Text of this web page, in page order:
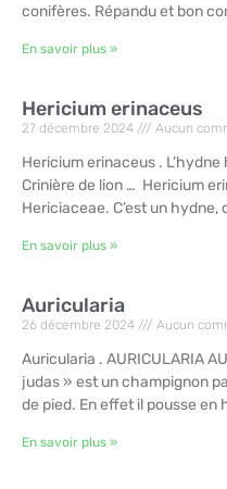
conifères. Répandu et bon
En savoir plus »
Hericium erinaceus
27 décembre 2024 Aucun
Hericium erinaceus .
Crinière de lion … Hericium
Hericiaceae. C’est un hydne,
En savoir plus »
Auricularia
26 décembre 2024 Aucun
Auricularia . AURICULARIA
judas » est un champignon
de pied. En effet il pousse en
En savoir plus »